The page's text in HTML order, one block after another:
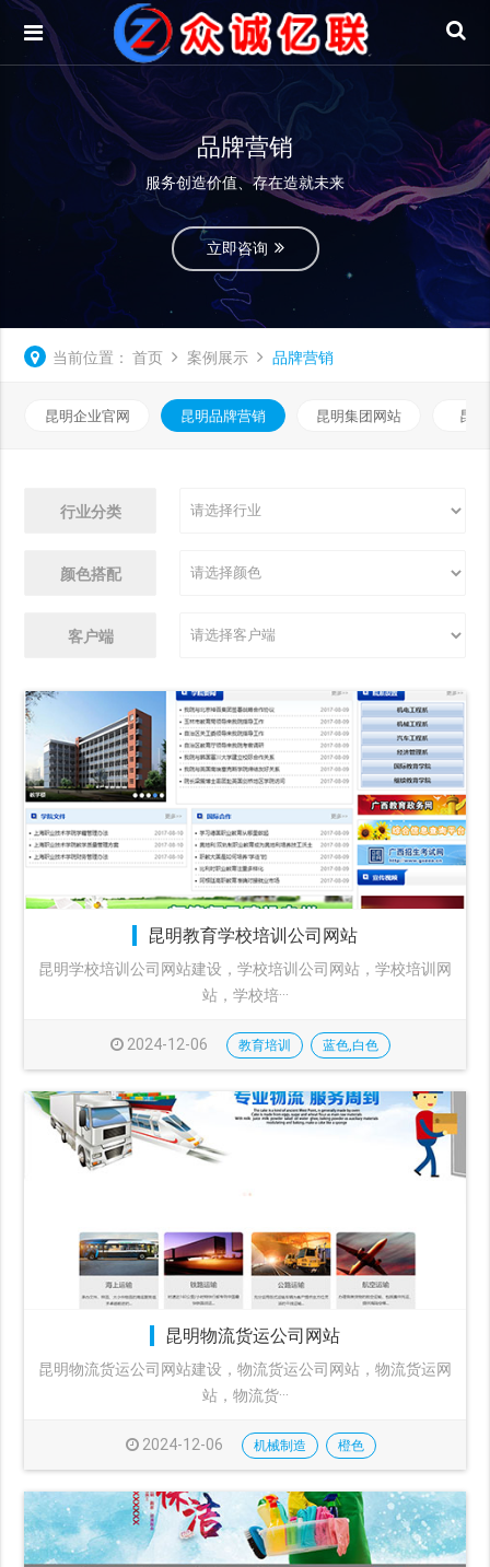
品牌营销
服务创造价值、存在造就未来
立即咨询
当前位置： 首页 案例展示 品牌营销
昆明企业官网 昆明品牌营销 昆明集团网站 昆
行业分类
颜色搭配
客户端
昆明教育学校培训公司网站
昆明学校培训公司网站建设，学校培训公司网站，学校培训网
站，学校培···
2024-12-06 教育培训 蓝色,白色
昆明物流货运公司网站
昆明物流货运公司网站建设，物流货运公司网站，物流货运网
站，物流货···
2024-12-06 机械制造 橙色